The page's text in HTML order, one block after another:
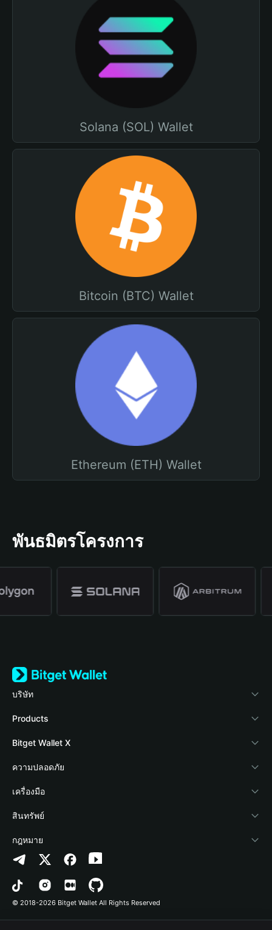
Solana (SOL) Wallet
Bitcoin (BTC) Wallet
Ethereum (ETH) Wallet
พันธมิตรโครงการ
บริษัท
เกี่ยวกับ Bitget Wallet
Blog
Academy
ข่าวสารด้านคริปโต
ศูนย์ช่วยเหลือ
ติดต่อเรา
ทรัพยากรข้อมูลของแบรนด์
อาชีพ
Products
Crypto Card
Stablecoin Earn
Payfi Crypto
Crypto Swap API
Altcoin Season Index
Prediction Markets
DApp
Bitget Wallet X
นักพัฒนา
เชื่อมต่อ Wallet
Bitget Wallet Pay
ลิสต์โปรเจกต์
ความปลอดภัย
Protection Fund
เทคโนโลยีความปลอดภัย
เครื่องมือ
ซื้อคริปโต
การตรวจจับการอนุญาต
การตรวจจับสัญญา
การโอนเป็นชุด
สินทรัพย์
Arbitrum
Avalanche
Bitcoin
กฎหมาย
นโยบายความเป็นส่วนตัว
ข้อตกลงในการใช้บริการ
© 2018-2026 Bitget Wallet All Rights Reserved